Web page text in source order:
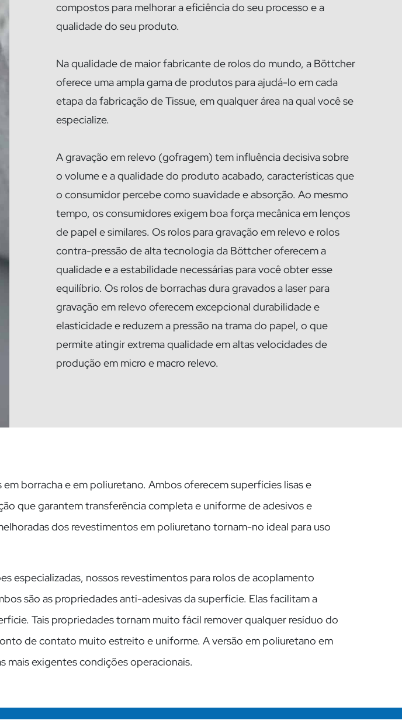
compostos para melhorar a eficiência do seu processo e a
qualidade do seu produto.
Na qualidade de maior fabricante de rolos do mundo, a Böttcher
oferece uma ampla gama de produtos para ajudá-lo em cada
etapa da fabricação de Tissue, em qualquer área na qual você se
especialize.
A gravação em relevo (gofragem) tem influência decisiva sobre
o volume e a qualidade do produto acabado, características que
o consumidor percebe como suavidade e absorção. Ao mesmo
tempo, os consumidores exigem boa força mecânica em lenços
de papel e similares. Os rolos para gravação em relevo e rolos
contra-pressão de alta tecnologia da Böttcher oferecem a
qualidade e a estabilidade necessárias para você obter esse
equilíbrio. Os rolos de borrachas dura gravados a laser para
gravação em relevo oferecem excepcional durabilidade e
elasticidade e reduzem a pressão na trama do papel, o que
permite atingir extrema qualidade em altas velocidades de
produção em micro e macro relevo.
borracha e em poliuretano. Ambos oferecem superfícies lisas e
que garantem transferência completa e uniforme de adesivos e
dos revestimentos em poliuretano tornam-no ideal para uso
especializadas, nossos revestimentos para rolos de acoplamento
são as propriedades anti-adesivas da superfície. Elas facilitam a
Tais propriedades tornam muito fácil remover qualquer resíduo do
de contato muito estreito e uniforme. A versão em poliuretano em
mais exigentes condições operacionais.